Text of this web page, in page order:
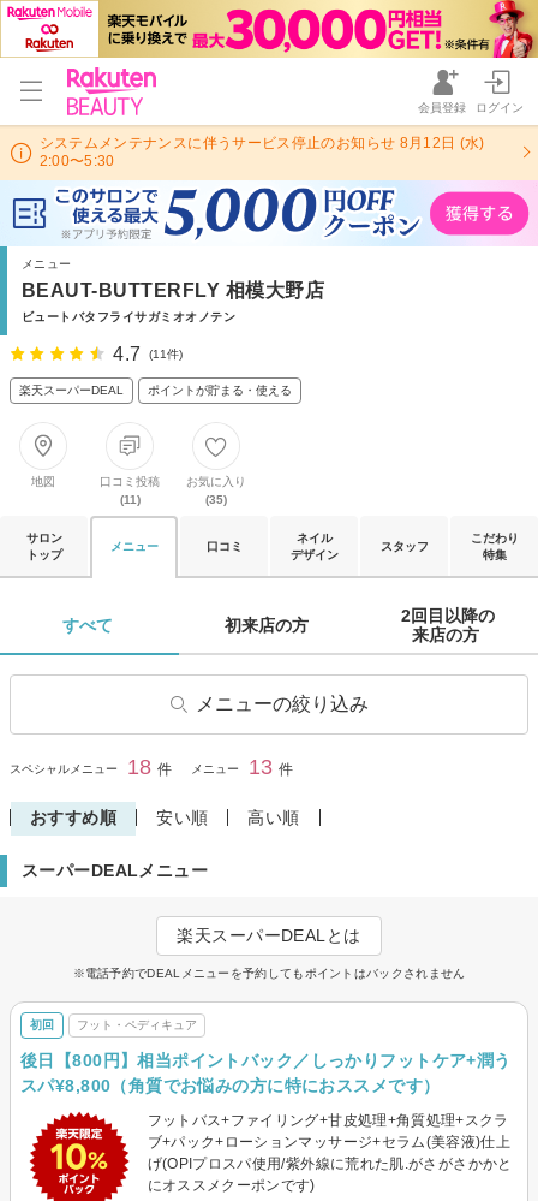
会員登録 ログイン
システムメンテナンスに伴うサービス停止のお知らせ 8月12日 (水)
2:00〜5:30
メニュー
BEAUT-BUTTERFLY 相模大野店
ビュートバタフライサガミオオノテン
4.7 (11件)
楽天スーパーDEAL ポイントが貯まる・使える
地図
口コミ投稿
(11)
お気に入り
(35)
サロン
トップ
メニュー 口コミ
ネイル
デザイン
スタッフ
こだわり
特集
すべて 初来店の方
2回目以降の
来店の方
メニューの絞り込み
爪・ネイルケア
スカルプ・ジェルオフのみ
閉じる
スペシャルメニュー 18 件 メニュー 13 件
おすすめ順 安い順 高い順
スーパーDEALメニュー
楽天スーパーDEALとは
※電話予約でDEALメニューを予約してもポイントはバックされません
初回 フット・ペディキュア
後日【800円】相当ポイントバック／しっかりフットケア+潤う
スパ¥8,800（角質でお悩みの方に特におススメです）
フットバス+ファイリング+甘皮処理+角質処理+スクラ
ブ+パック+ローションマッサージ+セラム(美容液)仕上
げ(OPIプロスパ使用/紫外線に荒れた肌.がさがさかかと
にオススメクーポンです)